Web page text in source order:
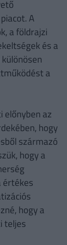
A
a földrajzi
és a
a
előnyben az
hogy
származó
hogy a
értékes
hogy a
teljes